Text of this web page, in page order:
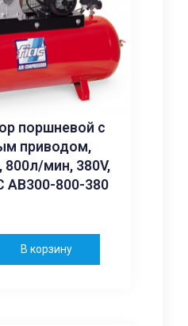
поршневой с
приводом,
800л/мин, 380V,
AB300-800-380
В корзину